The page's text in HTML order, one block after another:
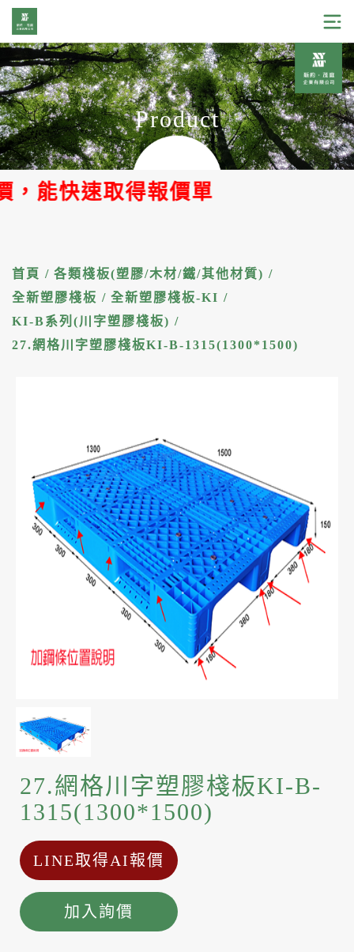
Product
速取得報價單
首頁 / 各類棧板(塑膠/木材/鐵/其他材質) /
全新塑膠棧板 / 全新塑膠棧板-KI /
KI-B系列(川字塑膠棧板) /
27.網格川字塑膠棧板KI-B-1315(1300*1500)
27.網格川字塑膠棧板KI-B-
1315(1300*1500)
LINE取得AI報價
加入詢價